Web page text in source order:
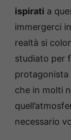
ispirati a
immergerci
realtà si
studiato per
protagonista
che in molti
necessario